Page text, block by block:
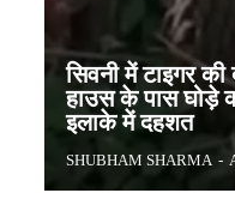
सिवनी में टाइगर
हाउस के पास घोड़े
इलाके में दहशत
SHUBHAM SHARMA -